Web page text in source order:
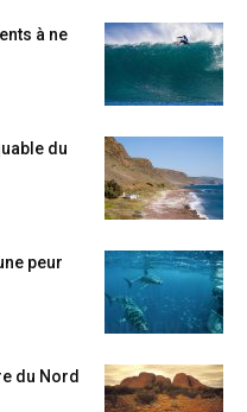
à ne
du
peur
du Nord